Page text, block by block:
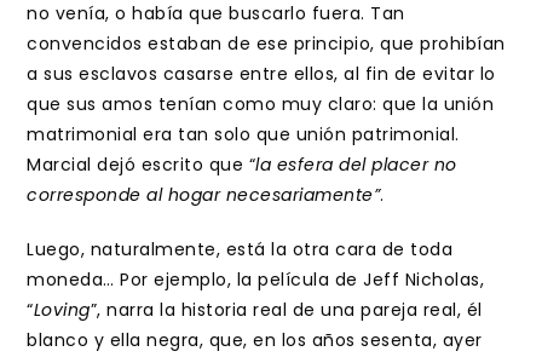
no venía, o había que buscarlo fuera. Tan
convencidos estaban de ese principio, que prohibían
a sus esclavos casarse entre ellos, al fin de evitar lo
que sus amos tenían como muy claro: que la unión
matrimonial era tan solo que unión patrimonial.
Marcial dejó escrito que “la esfera del placer no
corresponde al hogar necesariamente”.
Luego, naturalmente, está la otra cara de toda
moneda… Por ejemplo, la película de Jeff Nicholas,
“Loving”, narra la historia real de una pareja real, él
blanco y ella negra, que, en los años sesenta, ayer